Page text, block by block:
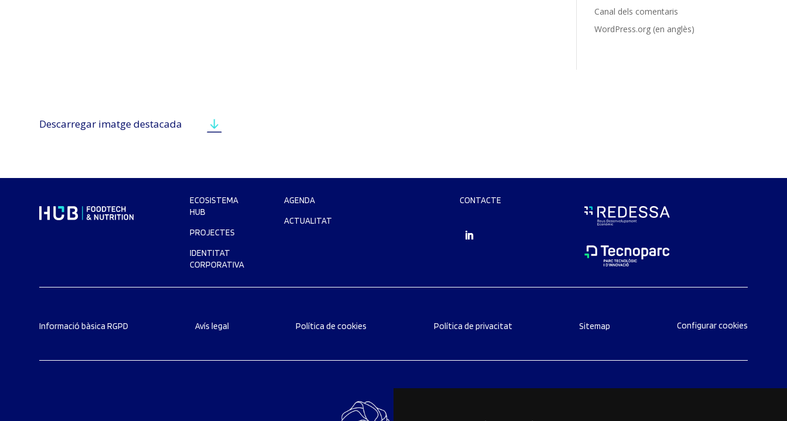
Canal dels comentaris
WordPress.org (en anglès)
Descarregar imatge destacada
ECOSISTEMA
HUB
PROJECTES
IDENTITAT
CORPORATIVA
AGENDA
ACTUALITAT
CONTACTE
Informació bàsica RGPD Avís legal Política de cookies Política de privacitat Sitemap Configurar cookies